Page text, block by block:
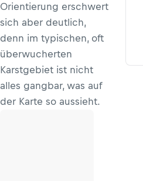
Orientierung erschwert
sich aber deutlich,
denn im typischen, oft
überwucherten
Karstgebiet ist nicht
alles gangbar, was auf
der Karte so aussieht.